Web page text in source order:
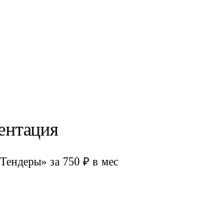
за 750 ₽ в мес